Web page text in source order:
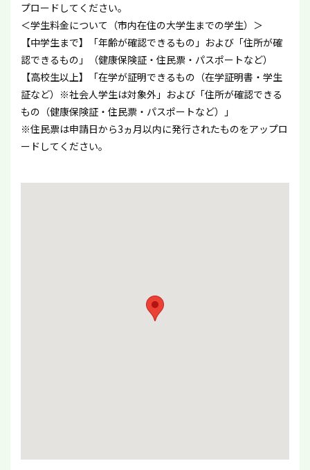
プロードしてください。
＜学生料金について（市内在住の大学生までの学生）＞
【中学生まで】「年齢が確認できるもの」および「住所が確
認できるもの」（健康保険証・住民票・パスポートなど）
【高校生以上】「在学が証明できるもの（在学証明書・学生
証など）※社会人学生は対象外」および「住所が確認できる
もの（健康保険証・住民票・パスポートなど）」
※住民票は申請日から3ヵ月以内に発行されたものをアップロ
ードしてください。